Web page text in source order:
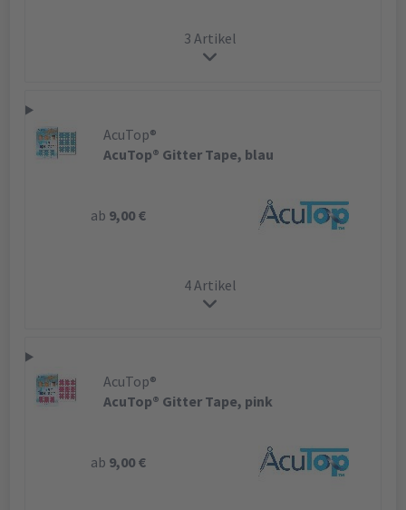
3 Artikel
AcuTop®
AcuTop® Gitter Tape, blau
ab 9,00 €
4 Artikel
AcuTop®
AcuTop® Gitter Tape, pink
ab 9,00 €